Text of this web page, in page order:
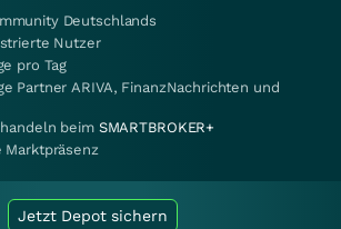
Deutschlands
Nutzer
pro Tag
Partner ARIVA, FinanzNachrichten und
beim SMARTBROKER+
Marktpräsenz
Jetzt Depot sichern